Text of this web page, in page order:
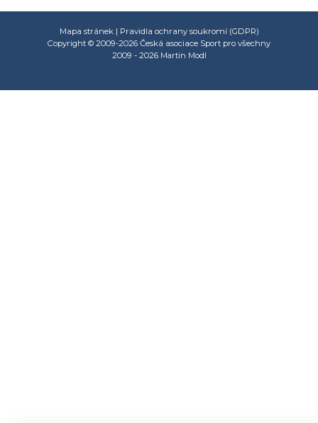
Mapa stránek| Pravidla ochrany soukromí (GDPR)
Copyright © 2009-2026 Česká asociace Sport pro všechny
2009 - 2026 Martin Modl